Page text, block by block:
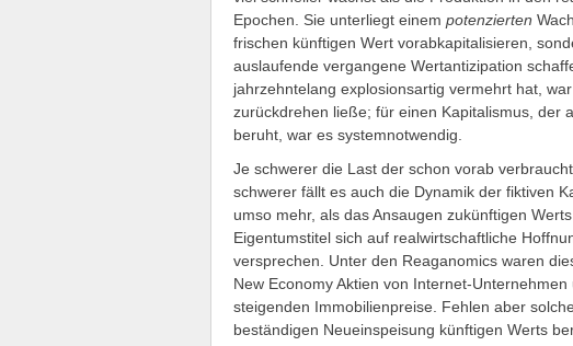
Epochen. Sie unterliegt einem potenzierten
frischen künftigen Wert vorabkapitalisieren,
auslaufende vergangene Wertantizipation
jahrzehntelang explosionsartig vermehrt hat,
zurückdrehen ließe; für einen Kapitalismus, der
beruht, war es systemnotwendig.
Je schwerer die Last der schon vorab
schwerer fällt es auch die Dynamik der fiktiven
umso mehr, als das Ansaugen zukünftigen
Eigentumstitel sich auf realwirtschaftliche
versprechen. Unter den Reaganomics waren
New Economy Aktien von Internet-
steigenden Immobilienpreise. Fehlen aber
beständigen Neueinspeisung künftigen Werts